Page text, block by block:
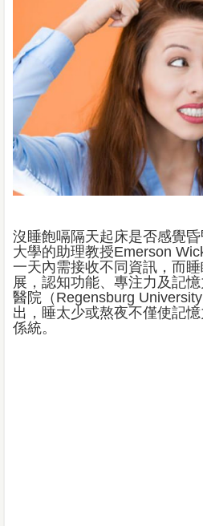
沒睡飽嗝隔天起床是否感覺
大學的助理教授Emerson
一天內需接收不同資訊，而
展，認知功能、專注力及記
醫院（Regensburg
出，睡太少或熬夜不僅使記
係統。